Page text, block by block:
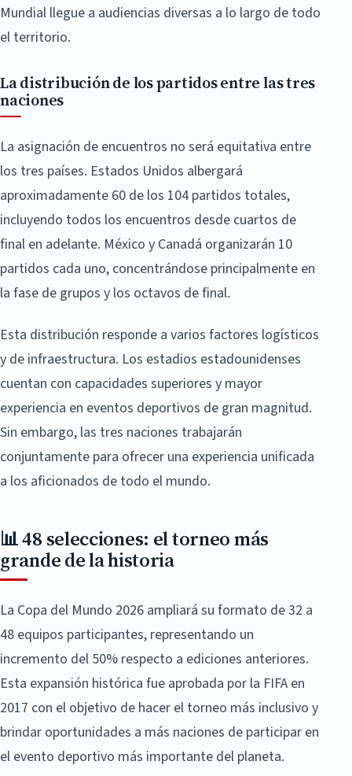
Mundial llegue a audiencias diversas a lo largo de todo
el territorio.
La distribución de los partidos entre las tres
naciones
La asignación de encuentros no será equitativa entre
los tres países. Estados Unidos albergará
aproximadamente 60 de los 104 partidos totales,
incluyendo todos los encuentros desde cuartos de
final en adelante. México y Canadá organizarán 10
partidos cada uno, concentrándose principalmente en
la fase de grupos y los octavos de final.
Esta distribución responde a varios factores logísticos
y de infraestructura. Los estadios estadounidenses
cuentan con capacidades superiores y mayor
experiencia en eventos deportivos de gran magnitud.
Sin embargo, las tres naciones trabajarán
conjuntamente para ofrecer una experiencia unificada
a los aficionados de todo el mundo.
📊 48 selecciones: el torneo más
grande de la historia
La Copa del Mundo 2026 ampliará su formato de 32 a
48 equipos participantes, representando un
incremento del 50% respecto a ediciones anteriores.
Esta expansión histórica fue aprobada por la FIFA en
2017 con el objetivo de hacer el torneo más inclusivo y
brindar oportunidades a más naciones de participar en
el evento deportivo más importante del planeta.